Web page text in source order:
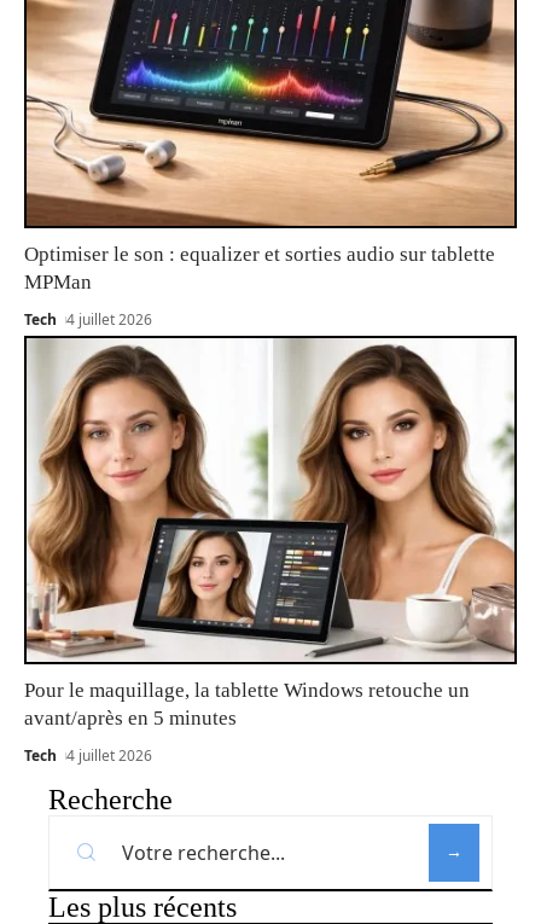
Optimiser le son : equalizer et sorties audio sur tablette
MPMan
Tech 4 juillet 2026
Pour le maquillage, la tablette Windows retouche un
avant/après en 5 minutes
Tech 4 juillet 2026
Recherche
Les plus récents